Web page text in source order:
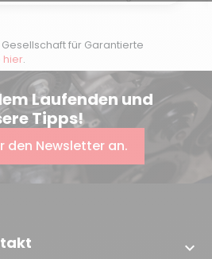
für Garantierte
hier.
Laufenden und
Tipps!
den Newsletter an.
